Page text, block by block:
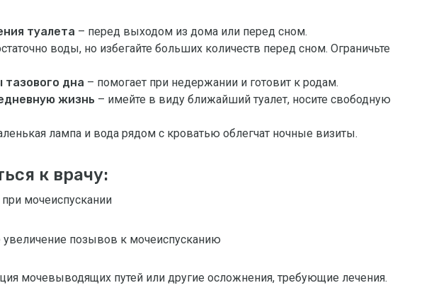
туалета – перед выходом из дома или перед сном.
воды, но избегайте больших количеств перед сном. Ограничьте
дна – помогает при недержании и готовит к родам.
жизнь – имейте в виду ближайший туалет, носите свободную
лампа и вода рядом с кроватью облегчат ночные визиты.
к врачу:
мочеиспускании
увеличение позывов к мочеиспусканию
мочевыводящих путей или другие осложнения, требующие лечения.